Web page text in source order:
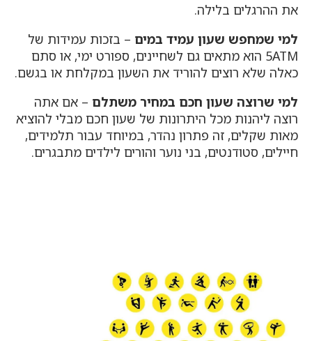
את ההרגלים בלילה.
למי שמחפש שעון עמיד במים – בזכות עמידות של
5ATM הוא מתאים גם לשחיינים, ספורט ימי, או סתם
כאלה שלא רוצים להוריד את השעון במקלחת או בגשם.
למי שרוצה שעון חכם במחיר משתלם – אם אתה
רוצה ליהנות מכל היתרונות של שעון חכם מבלי להוציא
מאות שקלים, זה פתרון נהדר, במיוחד עבור תלמידים,
חיילים, סטודנטים, בני נוער והורים לילדים מתבגרים.